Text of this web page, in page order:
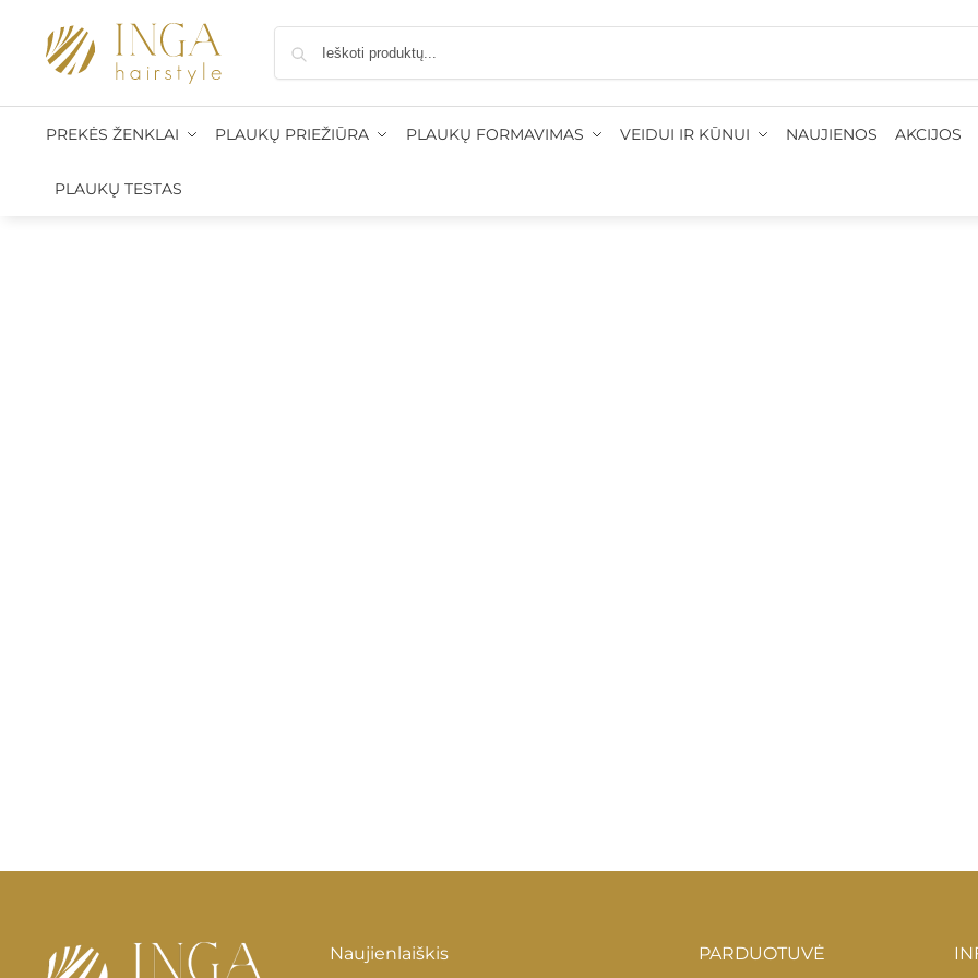
į paštomatus nuo 50 €, kurjeriu į namus nuo 100 €
PREKĖS ŽENKLAI PLAUKŲ PRIEŽIŪRA PLAUKŲ FORMAVIMAS VEIDUI IR KŪNUI NAUJIENOS AKCIJOS
PLAUKŲ TESTAS
Naujienlaiškis PARDUOTUVĖ